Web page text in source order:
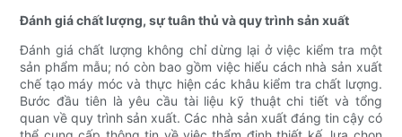
Đánh giá chất lượng, sự tuân thủ và quy trình sản xuất
Đánh giá chất lượng không chỉ dừng lại ở việc kiểm tra một
sản phẩm mẫu; nó còn bao gồm việc hiểu cách nhà sản xuất
chế tạo máy móc và thực hiện các khâu kiểm tra chất lượng.
Bước đầu tiên là yêu cầu tài liệu kỹ thuật chi tiết và tổng
quan về quy trình sản xuất. Các nhà sản xuất đáng tin cậy có